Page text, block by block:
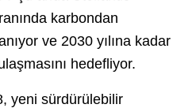
karbondan
ve 2030 yılına kadar
hedefliyor.
yeni sürdürülebilir